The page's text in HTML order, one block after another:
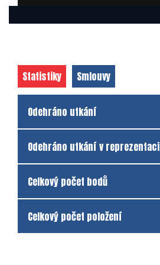
Statistiky Smlouvy
Odehráno utkání
Odehráno utkání v reprezentaci
Celkový počet bodů
Celkový počet položení